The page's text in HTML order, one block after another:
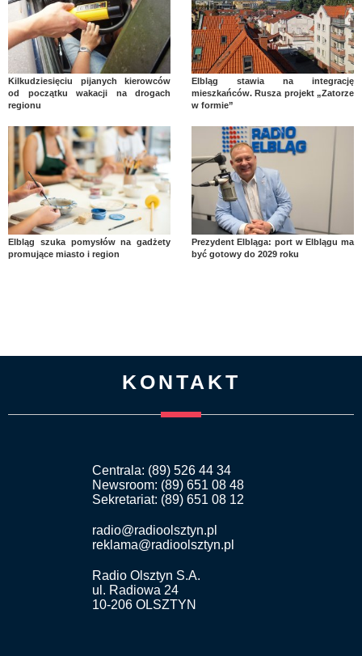
Kilkudziesięciu pijanych kierowców
od początku wakacji na drogach
regionu
Elbląg stawia na integrację
mieszkańców. Rusza projekt „Zatorze
w formie”
Elbląg szuka pomysłów na gadżety
promujące miasto i region
Prezydent Elbląga: port w Elblągu ma
być gotowy do 2029 roku
KONTAKT
Centrala: (89) 526 44 34
Newsroom: (89) 651 08 48
Sekretariat: (89) 651 08 12
radio@radioolsztyn.pl
reklama@radioolsztyn.pl
Radio Olsztyn S.A.
ul. Radiowa 24
10-206 OLSZTYN